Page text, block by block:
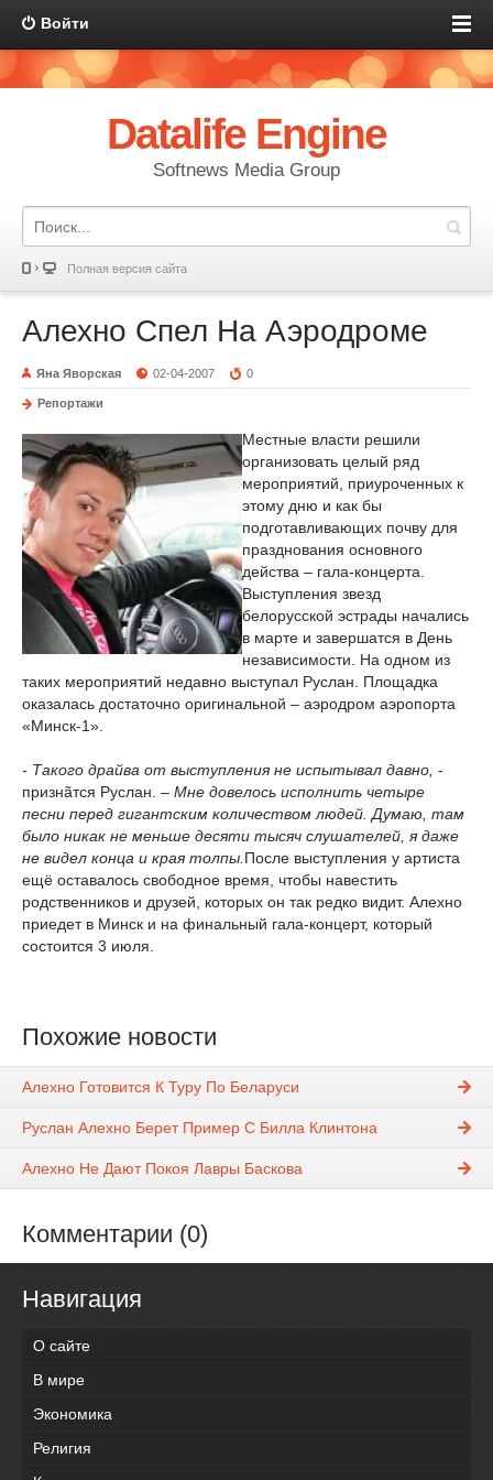
Войти
Datalife Engine
Softnews Media Group
Полная версия сайта
Алехно Спел На Аэродроме
Яна Яворская 02-04-2007 0
Репортажи
Местные власти решили
организовать целый ряд
мероприятий, приуроченных к
этому дню и как бы
подготавливающих почву для
празднования основного
действа – гала-концерта.
Выступления звезд
белорусской эстрады начались
в марте и завершатся в День
независимости. На одном из
таких мероприятий недавно выступал Руслан. Площадка
оказалась достаточно оригинальной – аэродром аэропорта
«Минск-1».
- Такого драйва от выступления не испытывал давно, -
признãтся Руслан. – Мне довелось исполнить четыре
песни перед гигантским количеством людей. Думаю, там
было никак не меньше десяти тысяч слушателей, я даже
не видел конца и края толпы. После выступления у артиста
ещё оставалось свободное время, чтобы навестить
родственников и друзей, которых он так редко видит. Алехно
приедет в Минск и на финальный гала-концерт, который
состоится 3 июля.
Похожие новости
Алехно Готовится К Туру По Беларуси
Руслан Алехно Берет Пример С Билла Клинтона
Алехно Не Дают Покоя Лавры Баскова
Комментарии (0)
Навигация
О сайте
В мире
Экономика
Религия